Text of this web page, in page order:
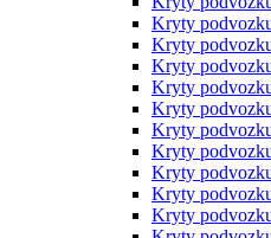
Kryty
Kryty
Kryty
Kryty
Kryty
Kryty
Kryty
Kryty
Kryty
Kryty